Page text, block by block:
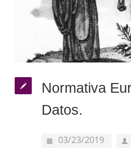
Normativa
Datos.
03/23/2019